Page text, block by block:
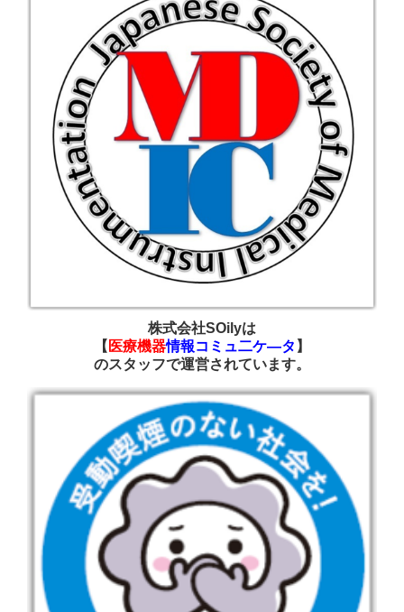
株式会社SOilyは
【 医療機器情報コミュ二ケ―タ 】
のスタッフで運営されています。